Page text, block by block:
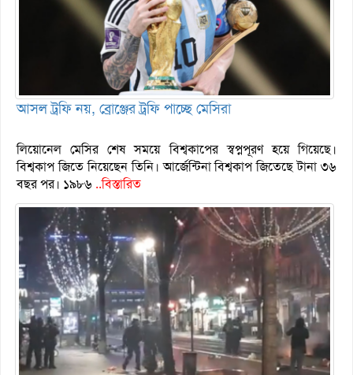
আসল ট্রফি নয়, ব্রোঞ্জের ট্রফি পাচ্ছে মেসিরা
লিয়োনেল মেসির শেষ সময়ে বিশ্বকাপের স্বপ্নপূরণ হয়ে গিয়েছে।
বিশ্বকাপ জিতে নিয়েছেন তিনি। আর্জেন্টিনা বিশ্বকাপ জিতেছে টানা ৩৬
বছর পর। ১৯৮৬ ..বিস্তারিত